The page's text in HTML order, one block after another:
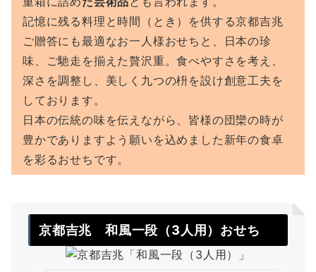
記憶に残る料理と時間（とき）を供する京都吉兆
ご贈答にも最適なお一人様おせちと、日本の珍
味、ご馳走を揃えた贅沢重。食べやすさを考え、
深さを調整し、美しく九つの枡を設け創意工夫を
しております。
日本の伝統の味を伝えながら、皆様の団欒の時が
豊かでありますよう願いを込めました新年の食卓
を彩るおせちです。
京都吉兆 和風一段（3人用）おせち